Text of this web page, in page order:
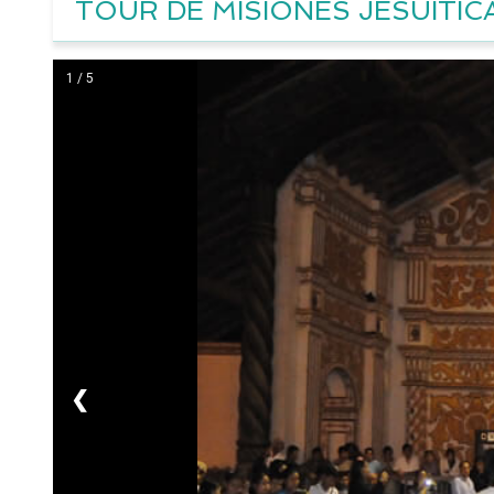
TOUR DE MISIONES
1 / 5
❮